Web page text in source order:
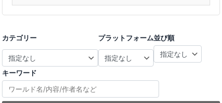
カテゴリー プラットフォーム並び順
キーワード